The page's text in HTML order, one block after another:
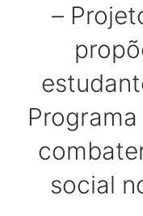
–
social